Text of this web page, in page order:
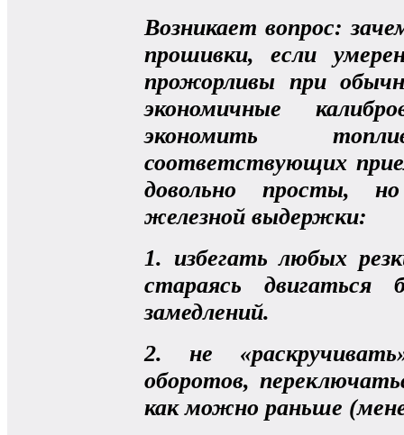
Возникает вопрос:
прошивки, если
прожорливы при
экономичные
экономить
соответствующих
довольно просты,
железной выдержки:
1. избегать любых
стараясь двигаться
замедлений.
2. не
оборотов,
как можно раньше